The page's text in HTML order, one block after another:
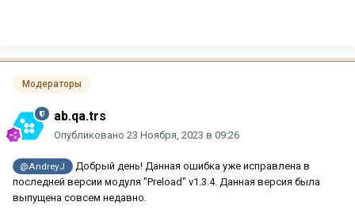
Модераторы
ab.qa.trs
Опубликовано 23 Ноября, 2023 в 09:26
@AndreyJ
Добрый день! Данная ошибка уже исправлена в
последней версии модуля "Preload" v1.3.4. Данная версия была
выпущена совсем недавно.